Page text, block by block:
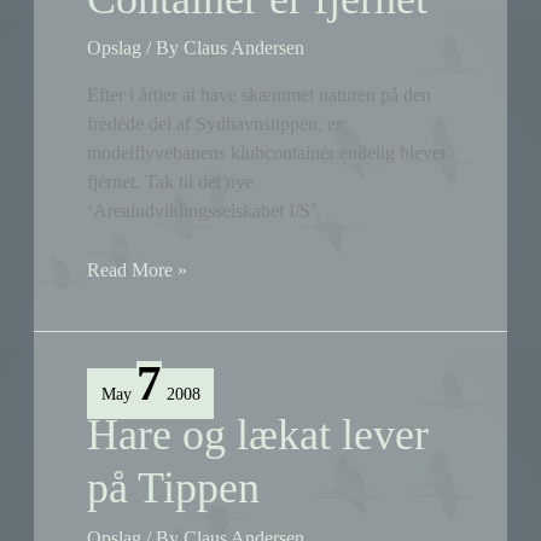
Opslag / ByClaus Andersen
Efter i årtier at have skæmmet naturen på den
fredede del af Sydhavnstippen, er
modelflyvebanens klubcontainer endelig blevet
‘Arealudviklingsselskabet I/S’.
Container
fjernet
Read More »
May 7 2008
Hare og lækat lever
på Tippen